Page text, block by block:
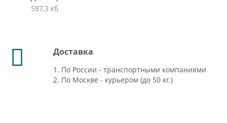
587,3 кб
Доставка
1. По России - транспортными компаниями
2. По Москве - курьером (до 50 кг.)